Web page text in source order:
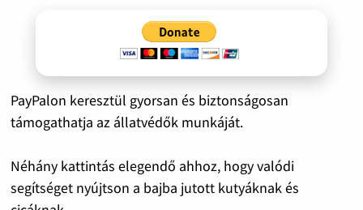
PayPalon keresztül gyorsan és biztonságosan
támogathatja az állatvédők munkáját.
Néhány kattintás elegendő ahhoz, hogy valódi
segítséget nyújtson a bajba jutott kutyáknak és